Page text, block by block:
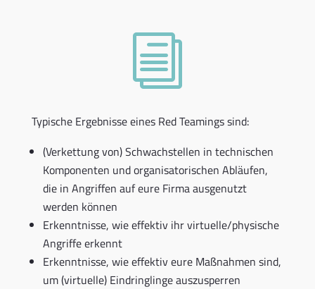
i
Typische Ergebnisse eines Red Teamings sind:
(Verkettung von) Schwachstellen in technischen
Komponenten und organisatorischen Abläufen,
die in Angriffen auf eure Firma ausgenutzt
werden können
Erkenntnisse, wie effektiv ihr virtuelle/physische
Angriffe erkennt
Erkenntnisse, wie effektiv eure Maßnahmen sind,
um (virtuelle) Eindringlinge auszusperren